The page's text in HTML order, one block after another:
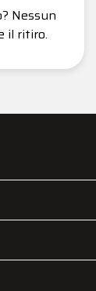
Nessun
il ritiro.